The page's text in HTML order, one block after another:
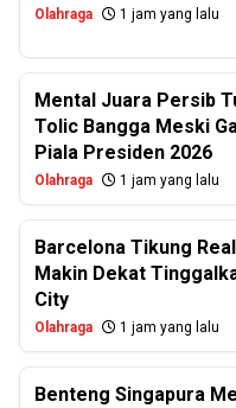
Olahraga 1 jam yang lalu
Mental Juara Persib
Tolic Bangga Meski
Piala Presiden 2026
Olahraga 1 jam yang lalu
Barcelona Tikung
Makin Dekat
City
Olahraga 1 jam yang lalu
Benteng Singapura